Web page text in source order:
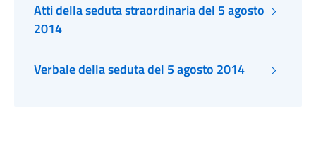
Atti della seduta straordinaria del 5 agosto
2014
Verbale della seduta del 5 agosto 2014